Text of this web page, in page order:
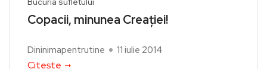
Copacii, minunea Creației!
Dininimapentrutine 11 iulie 2014
Citește